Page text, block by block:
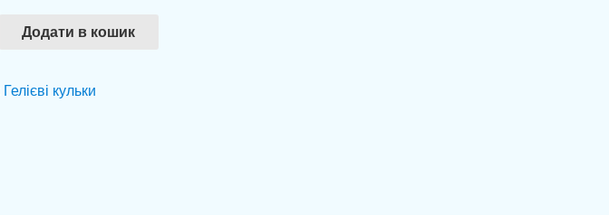
Додати в кошик
Гелієві кульки